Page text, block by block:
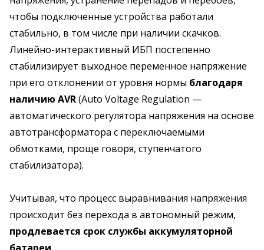
чтобы подключенные устройства работали
стабильно, в том числе при наличии скачков.
Линейно-интерактивный ИБП постепенно
стабилизирует выходное переменное напряжение
при его отклонении от уровня нормы благодаря
наличию AVR(Auto Voltage Regulation —
автоматического регулятора напряжения на основе
автотрансформатора с переключаемыми
обмотками, проще говоря, ступенчатого
стабилизатора).
Учитывая, что процесс выравнивания напряжения
происходит без перехода в автономный режим,
продлевается срок службы аккумуляторной